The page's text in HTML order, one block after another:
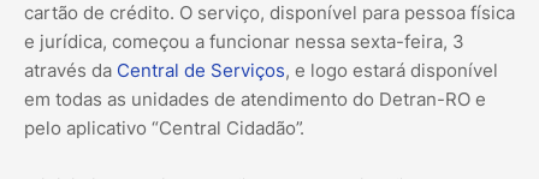
cartão de crédito. O serviço, disponível para pessoa física
e jurídica, começou a funcionar nessa sexta-feira, 3
através da Central de Serviços, e logo estará disponível
em todas as unidades de atendimento do Detran-RO e
pelo aplicativo “Central Cidadão”.